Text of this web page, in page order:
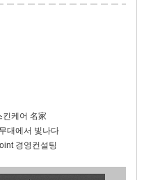
킨케어 名家
대에서 빛나다
경영컨설팅